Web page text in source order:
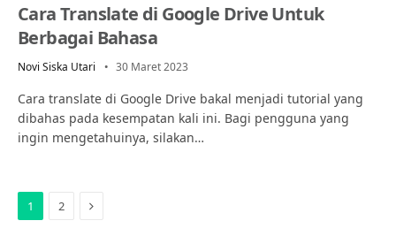
Cara Translate di Google Drive Untuk
Berbagai Bahasa
Novi Siska Utari 30 Maret 2023
Cara translate di Google Drive bakal menjadi tutorial yang
dibahas pada kesempatan kali ini. Bagi pengguna yang
ingin mengetahuinya, silakan…
1 2 Next